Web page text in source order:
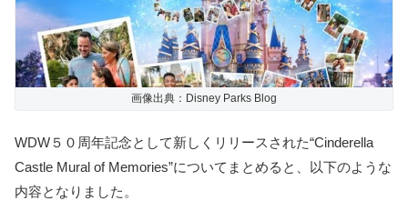
画像出典：Disney Parks Blog
WDW５０周年記念として新しくリリースされた“Cinderella
Castle Mural of Memories”についてまとめると、以下のような
内容となりました。